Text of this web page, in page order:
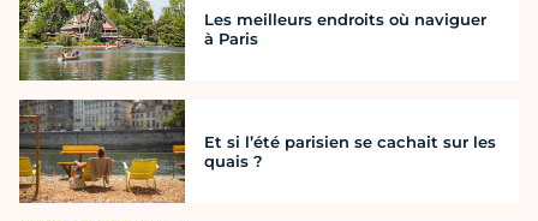
Les meilleurs endroits où naviguer
à Paris
Et si l’été parisien se cachait sur les
quais ?